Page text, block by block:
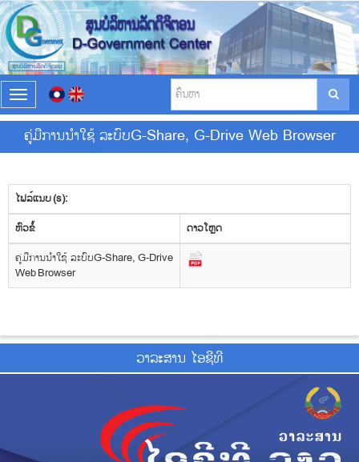
T
o
g
l
n
a
v
i
g
a
t
i
ຄູ່ມືການນຳໃຊ້ ລະບົບG-Share, G-Drive Web Browser
ໄຟລ໌ແນບ (s):
​ຫົວ​ຂໍ້
ດາວ​ໂຫຼດ
ຄູ່ມືການນຳໃຊ້ ລະບົບG-Share, G-Drive
Web Browser
ວາ​ລະ​ສານ ໄອ​ຊີ​ທີ